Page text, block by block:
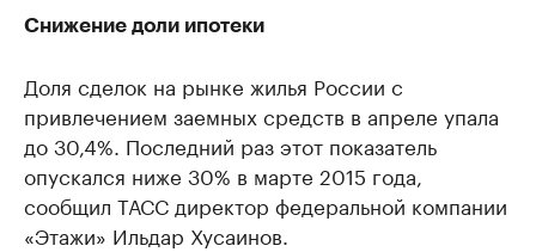
Снижение доли ипотеки
Доля сделок на рынке жилья России с
привлечением заемных средств в апреле упала
до 30,4%. Последний раз этот показатель
опускался ниже 30% в марте 2015 года,
сообщил ТАСС директор федеральной компании
«Этажи» Ильдар Хусаинов.